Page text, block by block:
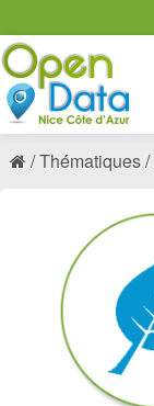
Thématiques